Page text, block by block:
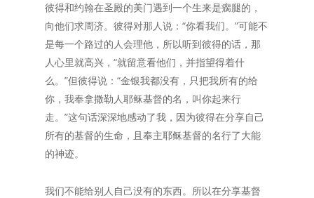
彼得和约翰在圣殿的美门遇到一个生来是瘸腿的，
向他们求周济。彼得对那人说：“你看我们。”可能不
是每一个路过的人会理他，所以听到彼得的话，那
人心里就高兴，“就留意看他们，并指望得着什
么。”但彼得说：“金银我都没有，只把我所有的给
你，我奉拿撒勒人耶稣基督的名，叫你起来行
走。”这句话深深地感动了我，因为彼得在分享自己
所有的基督的生命，且奉主耶稣基督的名行了大能
的神迹。
我们不能给别人自己没有的东西。所以在分享基督